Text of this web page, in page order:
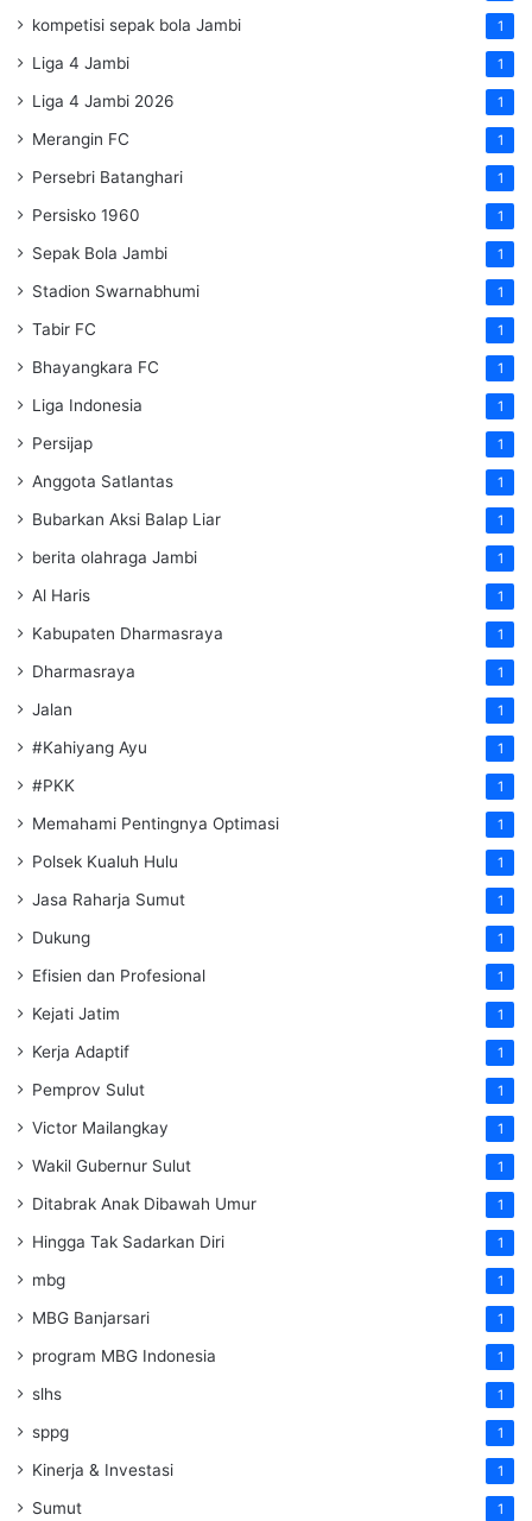
kompetisi sepak bola Jambi 1
Liga 4 Jambi 1
Liga 4 Jambi 2026 1
Merangin FC 1
Persebri Batanghari 1
Persisko 1960 1
Sepak Bola Jambi 1
Stadion Swarnabhumi 1
Tabir FC 1
Bhayangkara FC 1
Liga Indonesia 1
Persijap 1
Anggota Satlantas 1
Bubarkan Aksi Balap Liar 1
berita olahraga Jambi 1
Al Haris 1
Kabupaten Dharmasraya 1
Dharmasraya 1
Jalan 1
#Kahiyang Ayu 1
#PKK 1
Memahami Pentingnya Optimasi 1
Polsek Kualuh Hulu 1
Jasa Raharja Sumut 1
Dukung 1
Efisien dan Profesional 1
Kejati Jatim 1
Kerja Adaptif 1
Pemprov Sulut 1
Victor Mailangkay 1
Wakil Gubernur Sulut 1
Ditabrak Anak Dibawah Umur 1
Hingga Tak Sadarkan Diri 1
mbg 1
MBG Banjarsari 1
program MBG Indonesia 1
slhs 1
sppg 1
Kinerja & Investasi 1
Sumut 1